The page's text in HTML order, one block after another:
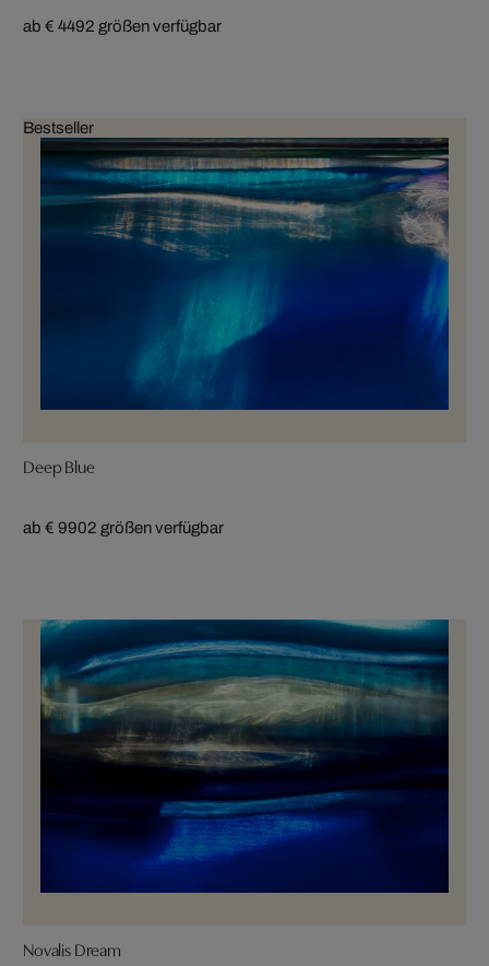
ab € 4492 größen verfügbar
Bestseller
Deep Blue
ab € 9902 größen verfügbar
Novalis Dream